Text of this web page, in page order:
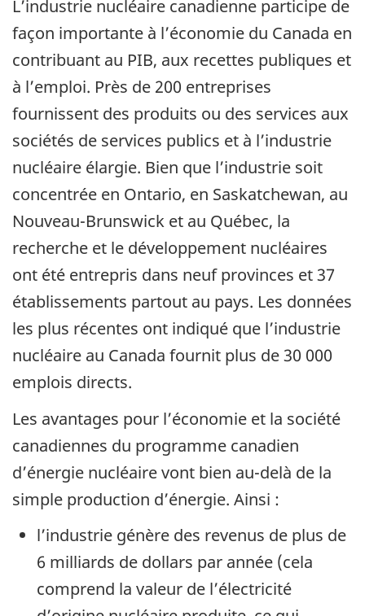
L’industrie nucléaire canadienne participe de
façon importante à l’économie du Canada en
contribuant au PIB, aux recettes publiques et
à l’emploi. Près de 200 entreprises
fournissent des produits ou des services aux
sociétés de services publics et à l’industrie
nucléaire élargie. Bien que l’industrie soit
concentrée en Ontario, en Saskatchewan, au
Nouveau-Brunswick et au Québec, la
recherche et le développement nucléaires
ont été entrepris dans neuf provinces et 37
établissements partout au pays. Les données
les plus récentes ont indiqué que l’industrie
nucléaire au Canada fournit plus de 30 000
emplois directs.
Les avantages pour l’économie et la société
canadiennes du programme canadien
d’énergie nucléaire vont bien au-delà de la
simple production d’énergie. Ainsi :
l’industrie génère des revenus de plus de
6 milliards de dollars par année (cela
comprend la valeur de l’électricité